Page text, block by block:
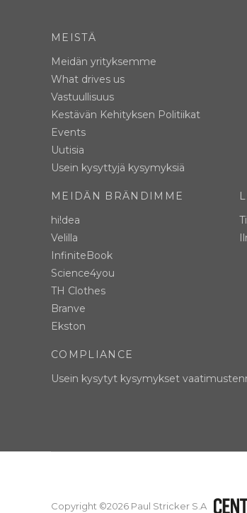
MEISTÄ
Meidän yrityksemme
What drives us
Vastuullisuus
Kestävän Kehityksen Politiikat
Events
Uutisia
Usein kysyttyjä kysymyksiä
MEIDÄN BRÄNDIMME
hi!dea
Velilla
InfiniteBook
Science4you
TH Clothes
Branve
Ekston
COMPLIANCE
Usein kysytyt kysymykset
Copyright ©2026 Paul Stricker S.A